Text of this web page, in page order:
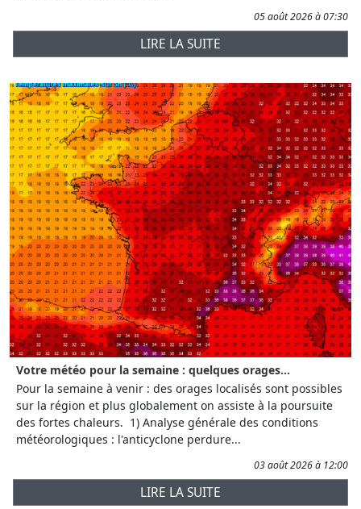
05 août 2026 à 07:30
LIRE LA SUITE
Votre météo pour la semaine : quelques orages...
Pour la semaine à venir : des orages localisés sont possibles
sur la région et plus globalement on assiste à la poursuite
des fortes chaleurs. 1) Analyse générale des conditions
météorologiques : l'anticyclone perdure...
03 août 2026 à 12:00
LIRE LA SUITE